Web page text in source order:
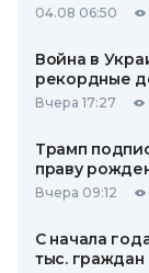
04.08 06:50
Война в
рекордные
Вчера 17:27
Трамп
праву
Вчера 09:12
С начала
тыс. граждан